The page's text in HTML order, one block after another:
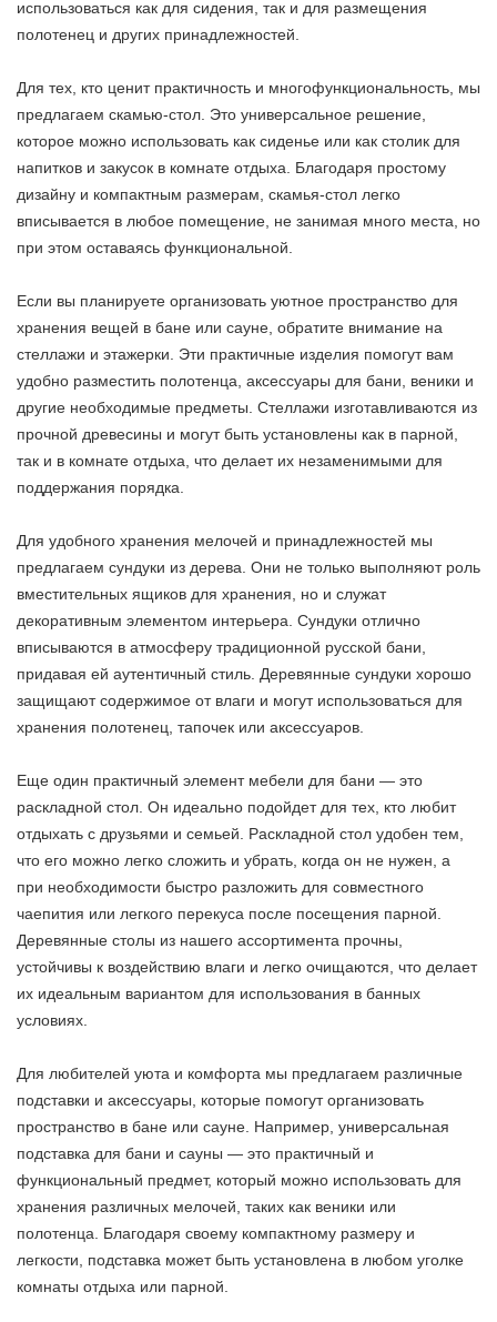
использоваться как для сидения, так и для размещения
полотенец и других принадлежностей.
Для тех, кто ценит практичность и многофункциональность, мы
предлагаем скамью-стол. Это универсальное решение,
которое можно использовать как сиденье или как столик для
напитков и закусок в комнате отдыха. Благодаря простому
дизайну и компактным размерам, скамья-стол легко
вписывается в любое помещение, не занимая много места, но
при этом оставаясь функциональной.
Если вы планируете организовать уютное пространство для
хранения вещей в бане или сауне, обратите внимание на
стеллажи и этажерки. Эти практичные изделия помогут вам
удобно разместить полотенца, аксессуары для бани, веники и
другие необходимые предметы. Стеллажи изготавливаются из
прочной древесины и могут быть установлены как в парной,
так и в комнате отдыха, что делает их незаменимыми для
поддержания порядка.
Для удобного хранения мелочей и принадлежностей мы
предлагаем сундуки из дерева. Они не только выполняют роль
вместительных ящиков для хранения, но и служат
декоративным элементом интерьера. Сундуки отлично
вписываются в атмосферу традиционной русской бани,
придавая ей аутентичный стиль. Деревянные сундуки хорошо
защищают содержимое от влаги и могут использоваться для
хранения полотенец, тапочек или аксессуаров.
Еще один практичный элемент мебели для бани — это
раскладной стол. Он идеально подойдет для тех, кто любит
отдыхать с друзьями и семьей. Раскладной стол удобен тем,
что его можно легко сложить и убрать, когда он не нужен, а
при необходимости быстро разложить для совместного
чаепития или легкого перекуса после посещения парной.
Деревянные столы из нашего ассортимента прочны,
устойчивы к воздействию влаги и легко очищаются, что делает
их идеальным вариантом для использования в банных
условиях.
Для любителей уюта и комфорта мы предлагаем различные
подставки и аксессуары, которые помогут организовать
пространство в бане или сауне. Например, универсальная
подставка для бани и сауны — это практичный и
функциональный предмет, который можно использовать для
хранения различных мелочей, таких как веники или
полотенца. Благодаря своему компактному размеру и
легкости, подставка может быть установлена в любом уголке
комнаты отдыха или парной.